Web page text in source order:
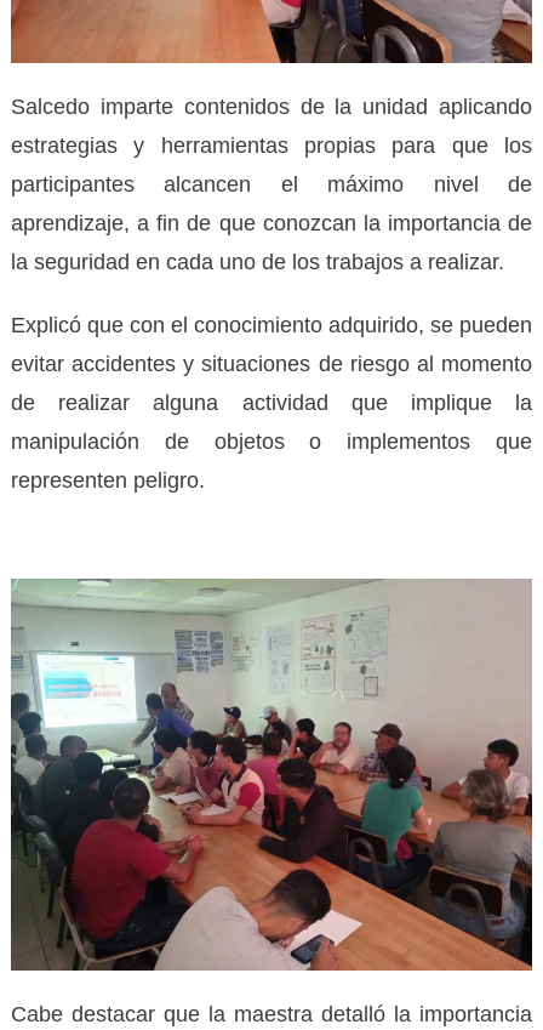
Salcedo imparte contenidos de la unidad aplicando
estrategias y herramientas propias para que los
participantes alcancen el máximo nivel de
aprendizaje, a fin de que conozcan la importancia de
la seguridad en cada uno de los trabajos a realizar.
Explicó que con el conocimiento adquirido, se pueden
evitar accidentes y situaciones de riesgo al momento
de realizar alguna actividad que implique la
manipulación de objetos o implementos que
representen peligro.
Cabe destacar que la maestra detalló la importancia